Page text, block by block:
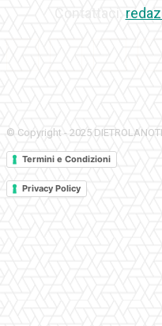
© Copyright - 2025
Termini e Condizioni
Privacy Policy